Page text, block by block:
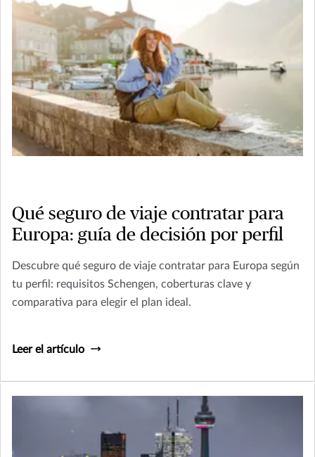
Qué seguro de viaje contratar para
Europa: guía de decisión por perfil
Descubre qué seguro de viaje contratar para Europa según
tu perfil: requisitos Schengen, coberturas clave y
comparativa para elegir el plan ideal.
Leer el artículo